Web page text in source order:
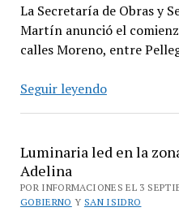
La Secretaría de Obras y
Martín anunció el
calles Moreno, entre
Seguir leyendoRenovación
Comercial
San
Martín
Luminaria led en la
Adelina
POR INFORMACIONES EL 3
GOBIERNO Y SAN ISIDRO